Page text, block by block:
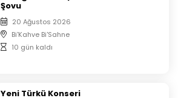
Şovu
20 Ağustos 2026
Bi'Kahve Bi'Sahne
10 gün kaldı
Yeni Türkü Konseri